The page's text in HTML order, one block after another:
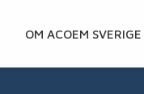
OM ACOEM SVERIGE